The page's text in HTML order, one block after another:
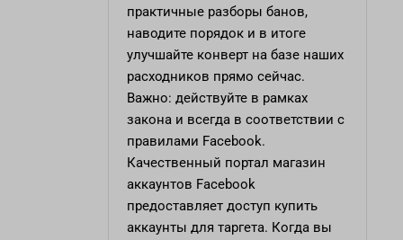
практичные разборы банов,
наводите порядок и в итоге
улучшайте конверт на базе наших
расходников прямо сейчас.
Важно: действуйте в рамках
закона и всегда в соответствии с
правилами Facebook.
Качественный портал магазин
аккаунтов Facebook
предоставляет доступ купить
аккаунты для таргета. Когда вы